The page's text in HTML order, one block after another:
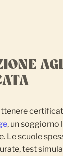
, un soggiorno
Le scuole
test